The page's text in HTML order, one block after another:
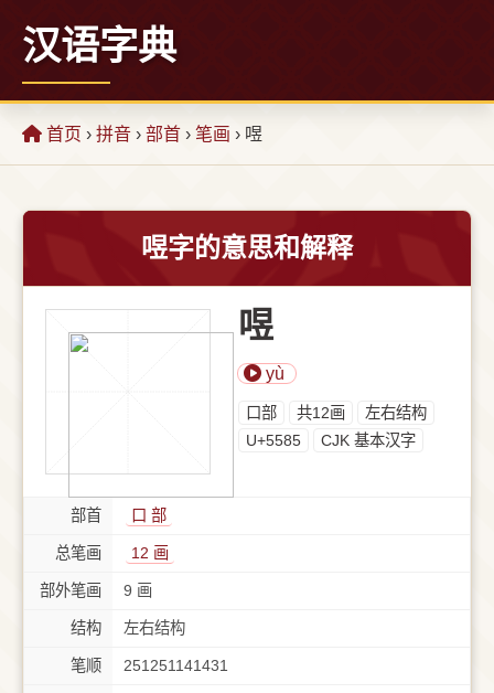
汉语字典
首页 › 拼音 › 部首 › 笔画 › 喅
喅字的意思和解释
喅
yù
⼝部 共12画
左右结构
U+5585
CJK 基本汉字
部首 ⼝ 部
总笔画 12 画
部外笔画 9 画
结构 左右结构
笔顺 251251141431